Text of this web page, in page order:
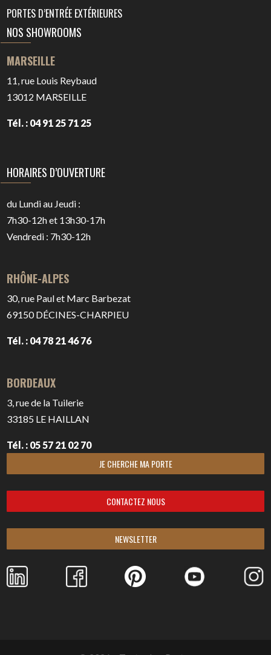
PORTES D’ENTRÉE EXTÉRIEURES
NOS SHOWROOMS
MARSEILLE
11, rue Louis Reybaud
13012 MARSEILLE
Tél. : 04 91 25 71 25
HORAIRES D’OUVERTURE
du Lundi au Jeudi :
7h30-12h et 13h30-17h
Vendredi : 7h30-12h
RHÔNE-ALPES
30, rue Paul et Marc Barbezat
69150DÉCINES-CHARPIEU
Tél. : 04 78 21 46 76
BORDEAUX
3, rue de la Tuilerie
33185 LE HAILLAN
Tél. : 05 57 21 02 70
JE CHERCHE MA PORTE
CONTACTEZ NOUS
NEWSLETTER